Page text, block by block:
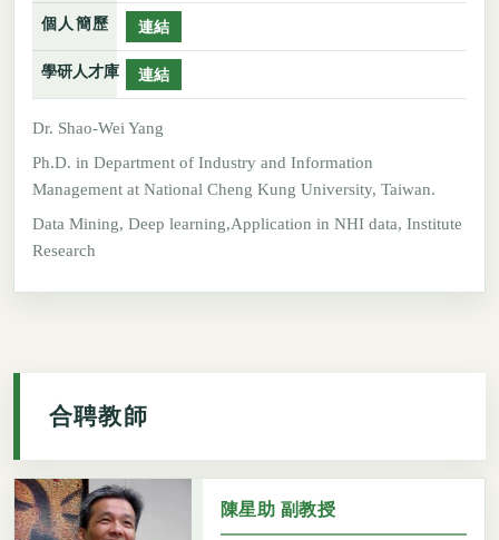
個人簡歷 連結
學研人才庫 連結
Dr. Shao-Wei Yang
Ph.D. in Department of Industry and Information
Management at National Cheng Kung University, Taiwan.
Data Mining, Deep learning,Application in NHI data, Institute
Research
合聘教師
陳星助 副教授